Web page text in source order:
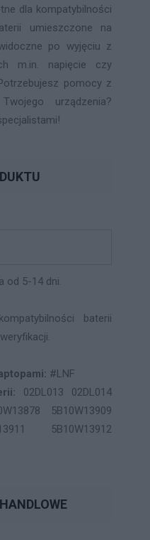
dla kompatybilności
umieszczone na
po wyjęciu z
m.in. napięcie czy
pomocy z
urządzenia?
od 5-14 dni.
baterii
#LNF
02DL013 02DL014
5B10W13909
5B10W13912